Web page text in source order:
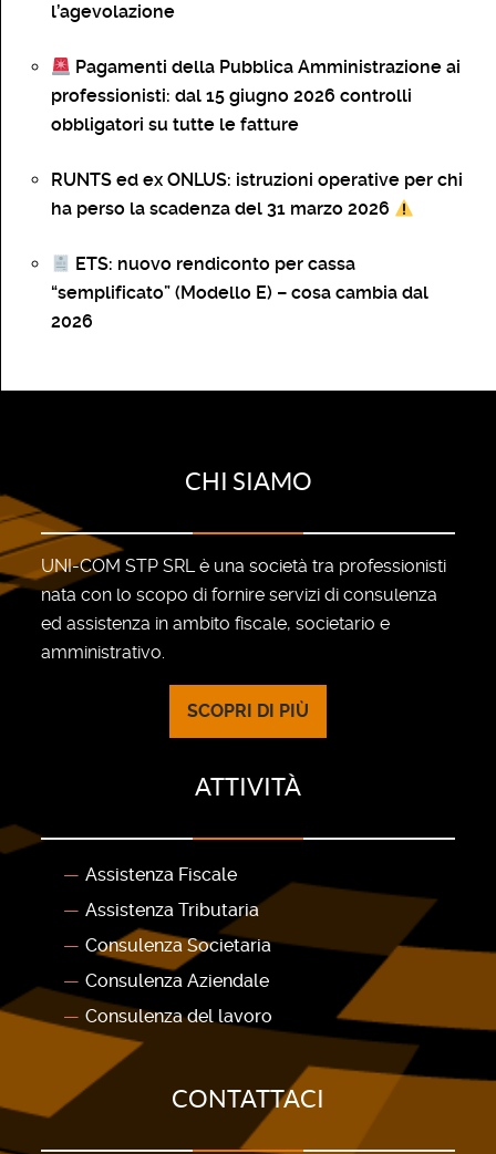
l’agevolazione
Pagamenti della Pubblica Amministrazione ai
professionisti: dal 15 giugno 2026 controlli
obbligatori su tutte le fatture
RUNTS ed ex ONLUS: istruzioni operative per chi
ha perso la scadenza del 31 marzo 2026
ETS: nuovo rendiconto per cassa
“semplificato” (Modello E) – cosa cambia dal
2026
CHI SIAMO
UNI-COM STP SRL è una società tra professionisti
nata con lo scopo di fornire servizi di consulenza
ed assistenza in ambito fiscale, societario e
amministrativo.
SCOPRI DI PIÙ
ATTIVITÀ
Assistenza Fiscale
Assistenza Tributaria
Consulenza Societaria
Consulenza Aziendale
Consulenza del lavoro
CONTATTACI